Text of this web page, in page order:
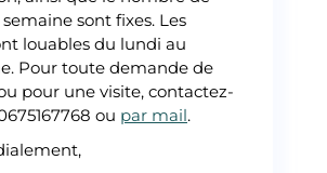
sont fixes. Les
louables du lundi au
Pour toute demande de
pour une visite, contactez-
ou par mail.